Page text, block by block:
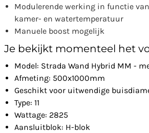
Modulerende werking in functie
kamer- en watertemperatuur
Manuele boost mogelijk
Je bekijkt momenteel het
Model: Strada Wand Hybrid MM -
Afmeting: 500x1000mm
Geschikt voor uitwendige
Type: 11
Wattage: 2825
Aansluitblok: H-blok